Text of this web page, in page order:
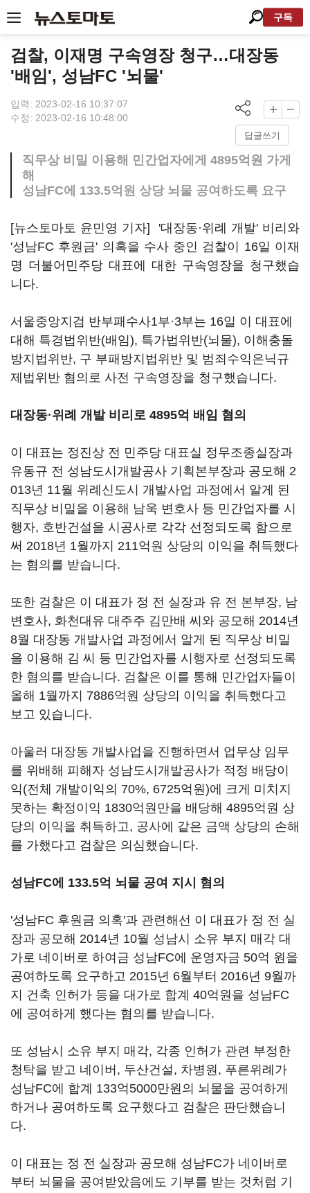
구독
검찰, 이재명 구속영장 청구…대장동
'배임', 성남FC '뇌물'
입력: 2023-02-16 10:37:07
수정: 2023-02-16 10:48:00
답글쓰기
직무상 비밀 이용해 민간업자에게 4895억원 가게
해
성남FC에 133.5억원 상당 뇌물 공여하도록 요구
[뉴스토마토 윤민영 기자] '대장동·위례 개발' 비리와
'성남FC 후원금' 의혹을 수사 중인 검찰이 16일 이재
명 더불어민주당 대표에 대한 구속영장을 청구했습
니다.
서울중앙지검 반부패수사1부·3부는 16일 이 대표에
대해 특경법위반(배임), 특가법위반(뇌물), 이해충돌
방지법위반, 구 부패방지법위반 및 범죄수익은닉규
제법위반 혐의로 사전 구속영장을 청구했습니다.
대장동·위례 개발 비리로 4895억 배임 혐의
이 대표는 정진상 전 민주당 대표실 정무조종실장과
유동규 전 성남도시개발공사 기획본부장과 공모해 2
013년 11월 위례신도시 개발사업 과정에서 알게 된
직무상 비밀을 이용해 남욱 변호사 등 민간업자를 시
행자, 호반건설을 시공사로 각각 선정되도록 함으로
써 2018년 1월까지 211억원 상당의 이익을 취득했다
는 혐의를 받습니다.
또한 검찰은 이 대표가 정 전 실장과 유 전 본부장, 남
변호사, 화천대유 대주주 김만배 씨와 공모해 2014년
8월 대장동 개발사업 과정에서 알게 된 직무상 비밀
을 이용해 김 씨 등 민간업자를 시행자로 선정되도록
한 혐의를 받습니다. 검찰은 이를 통해 민간업자들이
올해 1월까지 7886억원 상당의 이익을 취득했다고
보고 있습니다.
아울러 대장동 개발사업을 진행하면서 업무상 임무
를 위배해 피해자 성남도시개발공사가 적정 배당이
익(전체 개발이익의 70%, 6725억원)에 크게 미치지
못하는 확정이익 1830억원만을 배당해 4895억원 상
당의 이익을 취득하고, 공사에 같은 금액 상당의 손해
를 가했다고 검찰은 의심했습니다.
성남FC에 133.5억 뇌물 공여 지시 혐의
'성남FC 후원금 의혹'과 관련해선 이 대표가 정 전 실
장과 공모해 2014년 10월 성남시 소유 부지 매각 대
가로 네이버로 하여금 성남FC에 운영자금 50억 원을
공여하도록 요구하고 2015년 6월부터 2016년 9월까
지 건축 인허가 등을 대가로 합계 40억원을 성남FC
에 공여하게 했다는 혐의를 받습니다.
또 성남시 소유 부지 매각, 각종 인허가 관련 부정한
청탁을 받고 네이버, 두산건설, 차병원, 푸른위례가
성남FC에 합계 133억5000만원의 뇌물을 공여하게
하거나 공여하도록 요구했다고 검찰은 판단했습니
다.
이 대표는 정 전 실장과 공모해 성남FC가 네이버로
부터 뇌물을 공여받았음에도 기부를 받는 것처럼 기